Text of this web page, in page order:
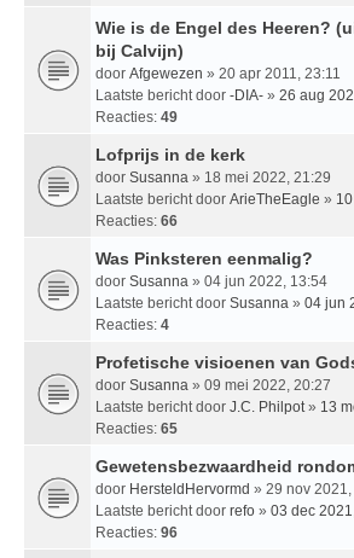
Wie is de Engel des Heeren?
bij Calvijn)
door Afgewezen » 20 apr 2011, 23:11
Laatste bericht door -DIA- » 26 aug
Reacties: 49
Lofprijs in de kerk
door Susanna » 18 mei 2022, 21:29
Laatste bericht door ArieTheEagle »
Reacties: 66
Was Pinksteren eenmalig?
door Susanna » 04 jun 2022, 13:54
Laatste bericht door Susanna » 04 jun
Reacties: 4
Profetische visioenen van
door Susanna » 09 mei 2022, 20:27
Laatste bericht door J.C. Philpot » 13
Reacties: 65
Gewetensbezwaardheid
door HersteldHervormd » 29 nov 2021,
Laatste bericht door refo » 03 dec
Reacties: 96